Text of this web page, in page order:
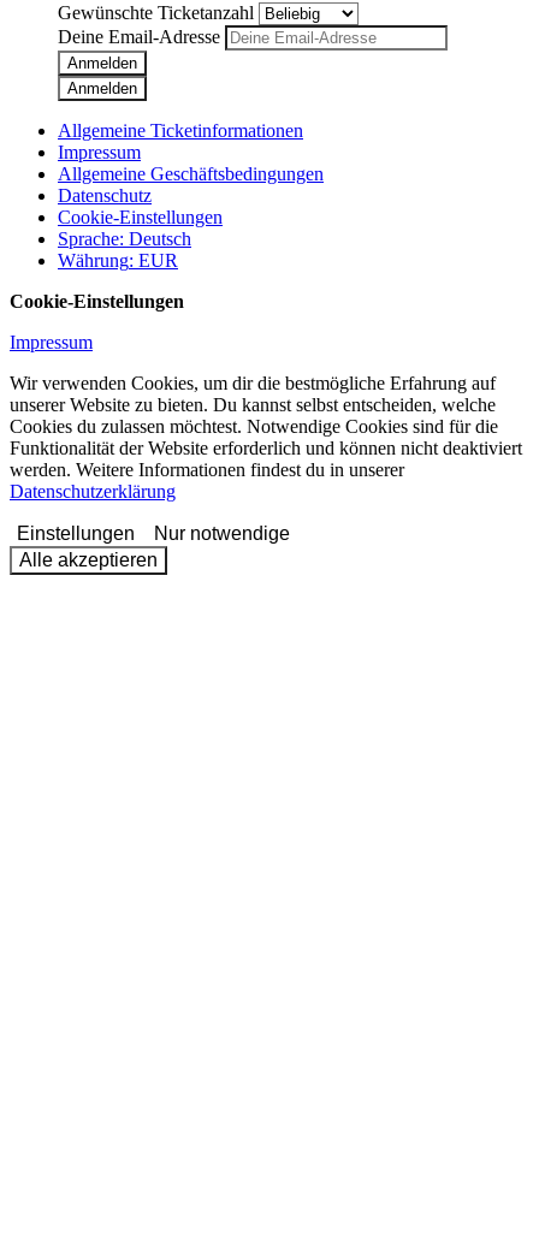
Gewünschte Ticketanzahl
Deine Email-Adresse
Anmelden
Anmelden
Allgemeine Ticketinformationen
Impressum
Allgemeine Geschäftsbedingungen
Datenschutz
Cookie-Einstellungen
Sprache: Deutsch
Währung: EUR
Cookie-Einstellungen
Impressum
Wir verwenden Cookies, um dir die bestmögliche Erfahrung auf
unserer Website zu bieten. Du kannst selbst entscheiden, welche
Cookies du zulassen möchtest. Notwendige Cookies sind für die
Funktionalität der Website erforderlich und können nicht deaktiviert
werden. Weitere Informationen findest du in unserer
Datenschutzerklärung
Einstellungen
Nur notwendige
Alle akzeptieren